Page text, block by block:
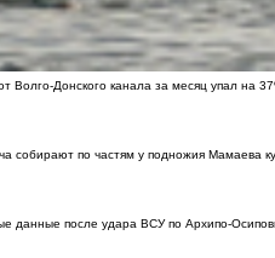
Волго-Донского канала за месяц упал на
собирают по частям у подножия Мамаева
данные после удара ВСУ по Архипо-